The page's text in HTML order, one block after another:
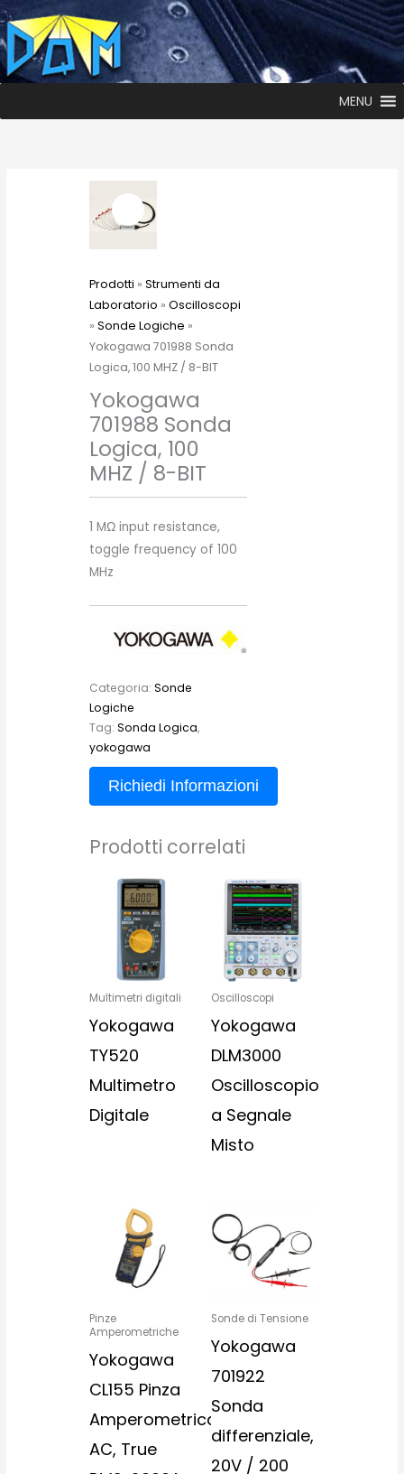
MENU
Prodotti » Strumenti da
Laboratorio » Oscilloscopi
» Sonde Logiche »
Yokogawa 701988 Sonda
Logica, 100 MHZ / 8-BIT
Yokogawa
701988 Sonda
Logica, 100
MHZ / 8-BIT
1 MΩ input resistance,
toggle frequency of 100
MHz
Categoria: Sonde
Logiche
Tag: Sonda Logica,
yokogawa
Richiedi Informazioni
Prodotti correlati
Multimetri digitali
Yokogawa
TY520
Multimetro
Digitale
Oscilloscopi
Yokogawa
DLM3000
Oscilloscopio
a Segnale
Misto
Pinze
Amperometriche
Yokogawa
CL155 Pinza
Amperometrica,
AC, True
Sonde di Tensione
Yokogawa
701922
Sonda
differenziale,
20V / 200